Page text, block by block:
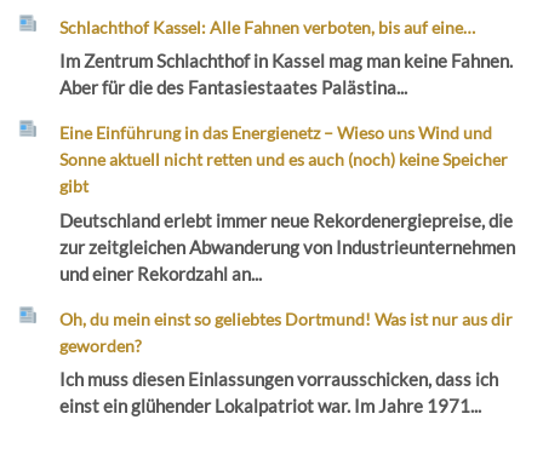
Schlachthof Kassel: Alle Fahnen verboten, bis auf eine…
Im Zentrum Schlachthof in Kassel mag man keine Fahnen.
Aber für die des Fantasiestaates Palästina...
Eine Einführung in das Energienetz – Wieso uns Wind und
Sonne aktuell nicht retten und es auch (noch) keine Speicher
gibt
Deutschland erlebt immer neue Rekordenergiepreise, die
zur zeitgleichen Abwanderung von Industrieunternehmen
und einer Rekordzahl an...
Oh, du mein einst so geliebtes Dortmund! Was ist nur aus dir
geworden?
Ich muss diesen Einlassungen vorrausschicken, dass ich
einst ein glühender Lokalpatriot war. Im Jahre 1971...